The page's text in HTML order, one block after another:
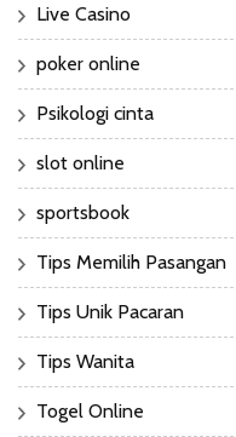
Live Casino
poker online
Psikologi cinta
slot online
sportsbook
Tips Memilih Pasangan
Tips Unik Pacaran
Tips Wanita
Togel Online